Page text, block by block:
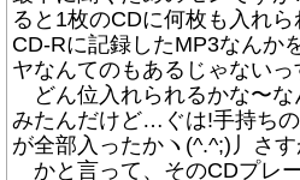
ると1枚のCDに何枚も入れ
CD-Rに記録したMP3なんか
ヤなんてのもあるじゃないっ
どん位入れられるかな〜な
みたんだけど…ぐは!手持ち
が全部入ったかヽ(^.^;)丿さ
かと言って、そのCDプレ